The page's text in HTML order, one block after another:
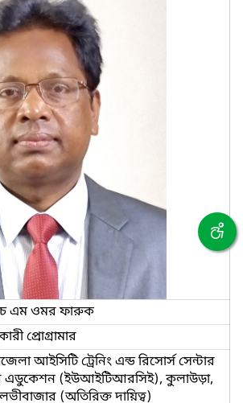
এম ওমর ফারুক
প্রোগ্রামার
আইসিটি ট্রেনিং এন্ড রিসোর্স সেন্টার
(ইউআইটিআরসিই), কুলাউড়া,
(অতিরিক্ত দায়িত্ব)